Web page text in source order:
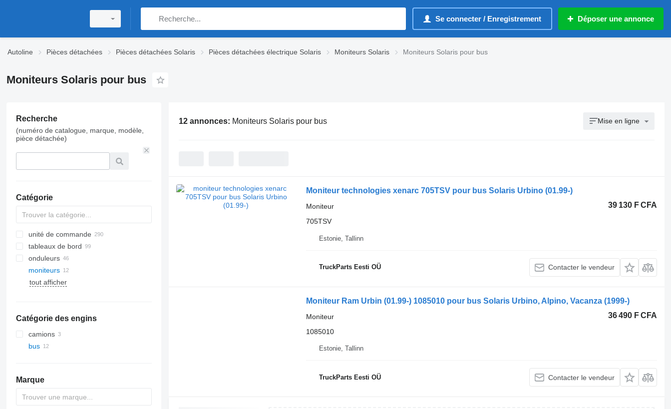
Se connecter / Enregistrement Déposer une annonce
Autoline Pièces détachées Pièces détachées Solaris Pièces détachées électrique Solaris Moniteurs Solaris Moniteurs Solaris pour bus
Moniteurs Solaris pour bus
Recherche
(numéro de catalogue, marque, modèle,
pièce détachée)
Catégorie
unité de commande
tableaux de bord
onduleurs
moniteurs
tout afficher
Catégorie des engins
camions
bus
Marque
12 annonces: Moniteurs Solaris pour bus Mise en ligne
Moniteur technologies xenarc 705TSV pour bus Solaris Urbino (01.99-)
39 130 F CFA
Moniteur
705TSV
Estonie, Tallinn
TruckParts Eesti OÜ Contacter le vendeur
Moniteur Ram Urbin (01.99-) 1085010 pour bus Solaris Urbino, Alpino, Vacanza (1999-)
36 490 F CFA
Moniteur
1085010
Estonie, Tallinn
TruckParts Eesti OÜ Contacter le vendeur